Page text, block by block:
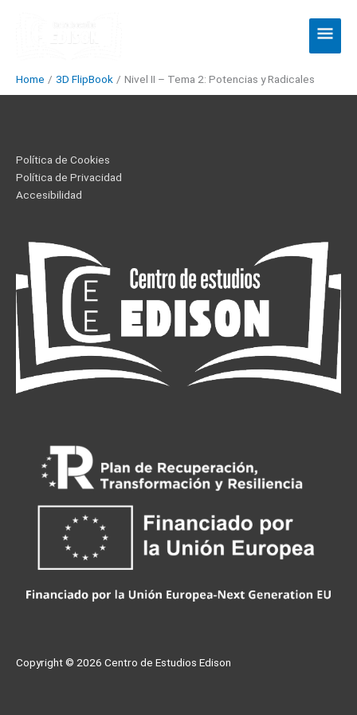
Main
Menu
Home 3D FlipBook Nivel II – Tema 2: Potencias y Radicales
Política de Cookies
Política de Privacidad
Accesibilidad
Copyright © 2026 Centro de Estudios Edison